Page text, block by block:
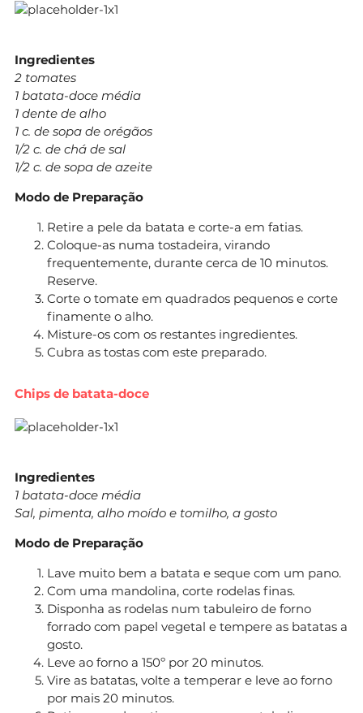
Ingredientes
2 tomates
1 batata-doce média
1 dente de alho
1 c. de sopa de orégãos
1/2 c. de chá de sal
1/2 c. de sopa de azeite
Modo de Preparação
Retire a pele da batata e corte-a em fatias.
Coloque-as numa tostadeira, virando
frequentemente, durante cerca de 10 minutos.
Reserve.
Corte o tomate em quadrados pequenos e corte
finamente o alho.
Misture-os com os restantes ingredientes.
Cubra as tostas com este preparado.
Chips de batata-doce
Ingredientes
1 batata-doce média
Sal, pimenta, alho moído e tomilho, a gosto
Modo de Preparação
Lave muito bem a batata e seque com um pano.
Com uma mandolina, corte rodelas finas.
Disponha as rodelas num tabuleiro de forno
forrado com papel vegetal e tempere as batatas a
gosto.
Leve ao forno a 150º por 20 minutos.
Vire as batatas, volte a temperar e leve ao forno
por mais 20 minutos.